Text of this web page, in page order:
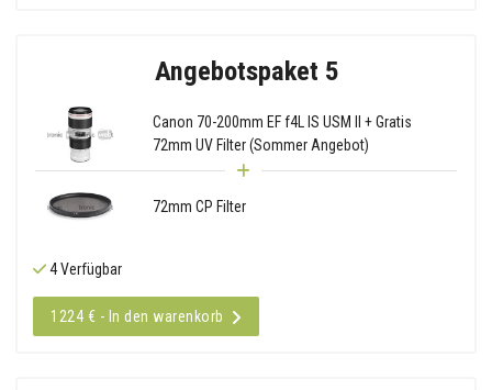
Angebotspaket 5
Canon 70-200mm EF f4L IS USM II + Gratis
72mm UV Filter (Sommer Angebot)
72mm CP Filter
4 Verfügbar
1224 € - In den warenkorb